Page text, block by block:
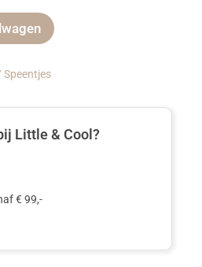
Speentjes
Little & Cool?
€ 99,-